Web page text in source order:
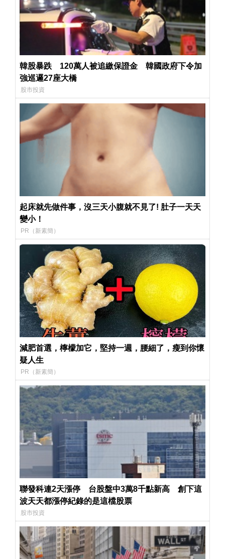
韓股暴跌 120萬人被追繳保證金 韓國政府下令加
強巡邏27座大橋
股市投資
起床就先做件事，沒三天小腹就不見了! 肚子一天天
變小！
PR（新素簡）
減肥首選，檸檬加它，堅持一週，腰細了，瘦到你懷
疑人生
PR（新素簡）
聯發科連2天漲停 台股盤中3萬8千點新高 創下這
波天天都漲停紀錄的是這檔股票
股市投資